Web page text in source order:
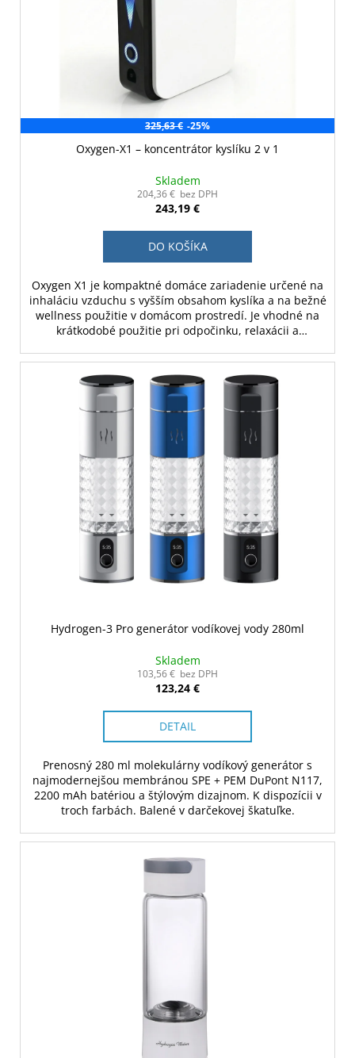
325,63 € -25%
Oxygen-X1 – koncentrátor kyslíku 2 v 1
Skladem
204,36 € bez DPH
243,19 €
DO KOŠÍKA
Oxygen X1 je kompaktné domáce zariadenie určené na
inhaláciu vzduchu s vyšším obsahom kyslíka a na bežné
wellness použitie v domácom prostredí. Je vhodné na
krátkodobé použitie pri odpočinku, relaxácii a
liečbu, monitorovanie ani riešenie zdravotných
problémov.
Hydrogen-3 Pro generátor vodíkovej vody 280ml
Skladem
103,56 € bez DPH
123,24 €
DETAIL
Prenosný 280 ml molekulárny vodíkový generátor s
najmodernejšou membránou SPE + PEM DuPont N117,
2200 mAh batériou a štýlovým dizajnom. K dispozícii v
troch farbách. Balené v darčekovej škatuľke.